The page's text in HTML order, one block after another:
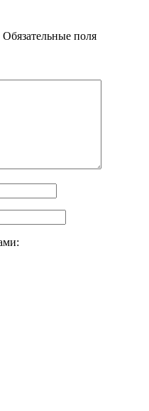
Обязательные поля